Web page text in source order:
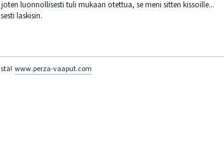
luonnollisesti tuli mukaan otettua, se meni sitten kissoille...
laskisin.
www.perza-vaaput.com